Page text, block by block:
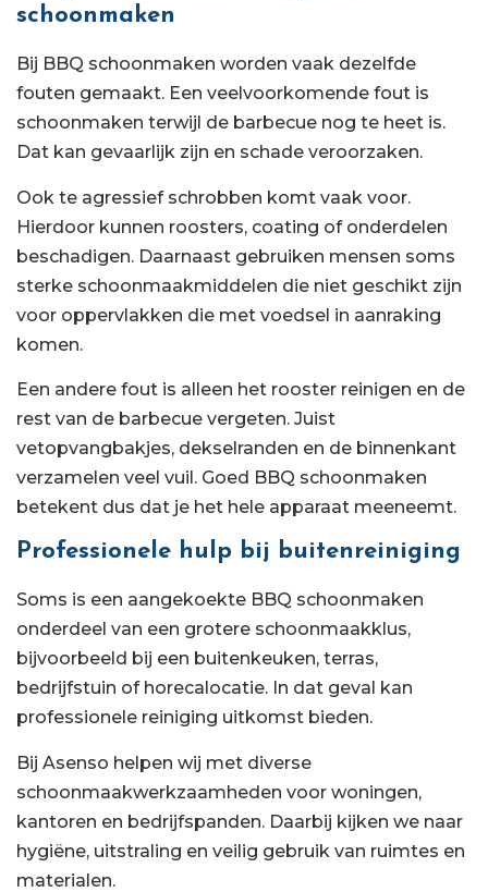
schoonmaken
Bij BBQ schoonmaken worden vaak dezelfde
fouten gemaakt. Een veelvoorkomende fout is
schoonmaken terwijl de barbecue nog te heet is.
Dat kan gevaarlijk zijn en schade veroorzaken.
Ook te agressief schrobben komt vaak voor.
Hierdoor kunnen roosters, coating of onderdelen
beschadigen. Daarnaast gebruiken mensen soms
sterke schoonmaakmiddelen die niet geschikt zijn
voor oppervlakken die met voedsel in aanraking
komen.
Een andere fout is alleen het rooster reinigen en de
rest van de barbecue vergeten. Juist
vetopvangbakjes, dekselranden en de binnenkant
verzamelen veel vuil. Goed BBQ schoonmaken
betekent dus dat je het hele apparaat meeneemt.
Professionele hulp bij buitenreiniging
Soms is een aangekoekte BBQ schoonmaken
onderdeel van een grotere schoonmaakklus,
bijvoorbeeld bij een buitenkeuken, terras,
bedrijfstuin of horecalocatie. In dat geval kan
professionele reiniging uitkomst bieden.
Bij Asenso helpen wij met diverse
schoonmaakwerkzaamheden voor woningen,
kantoren en bedrijfspanden. Daarbij kijken we naar
hygiëne, uitstraling en veilig gebruik van ruimtes en
materialen.